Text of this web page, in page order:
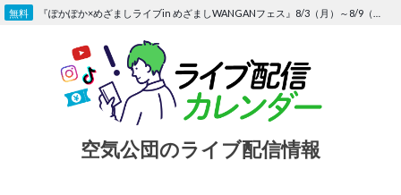
Skip
空気公団のライブ配信情報